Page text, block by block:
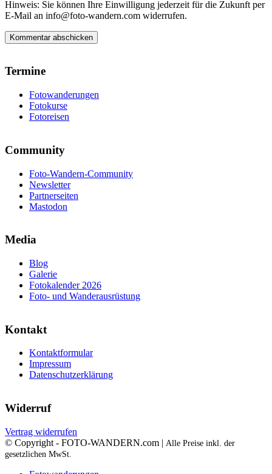
Hinweis: Sie können Ihre Einwilligung jederzeit für die Zukunft per
E-Mail an info@foto-wandern.com widerrufen.
Termine
Fotowanderungen
Fotokurse
Fotoreisen
Community
Foto-Wandern-Community
Newsletter
Partnerseiten
Mastodon
Media
Blog
Galerie
Fotokalender 2026
Foto- und Wanderausrüstung
Kontakt
Kontaktformular
Impressum
Datenschutzerklärung
Widerruf
Vertrag widerrufen
© Copyright - FOTO-WANDERN.com | Alle Preise inkl. der
gesetzlichen MwSt.